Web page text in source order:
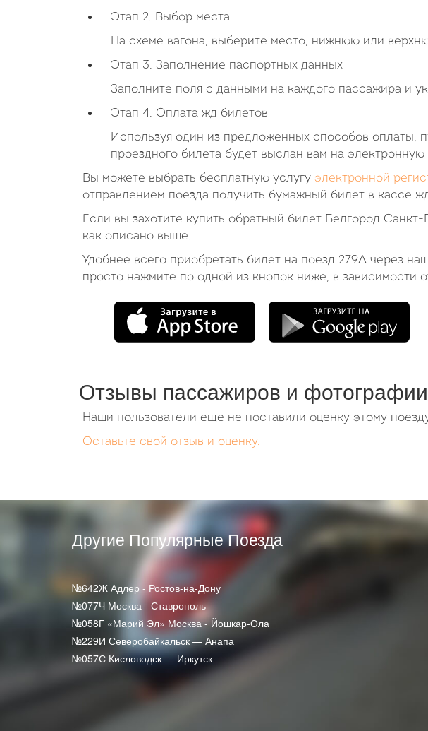
Этап 2. Выбор места
На схеме вагона, выберите место, нижнюю или
Этап 3. Заполнение паспортных данных
Заполните поля с данными на каждого пассажира и
Этап 4. Оплата жд билетов
Используя один из предложенных способов оплаты,
проездного билета будет выслан вам на
Вы можете выбрать бесплатную услугу электронной
отправлением поезда получить бумажный билет в кассе
Если вы захотите купить обратный билет Белгород
как описано выше.
Удобнее всего приобретать билет на поезд 279А через
просто нажмите по одной из кнопок ниже, в зависимости
Отзывы пассажиров и
Наши пользователи еще не поставили оценку этому
Оставьте свой отзыв и оценку.
Другие Популярные Поезда
№642Ж Адлер - Ростов-на-Дону
№077Ч Москва - Ставрополь
№058Г «Марий Эл» Москва - Йошкар-Ола
№229И Северобайкальск — Анапа
№057С Кисловодск — Иркутск